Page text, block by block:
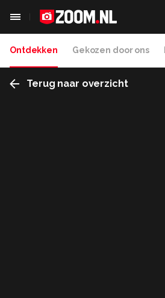
Ontdekken Gekozen door ons
Terug naar overzicht